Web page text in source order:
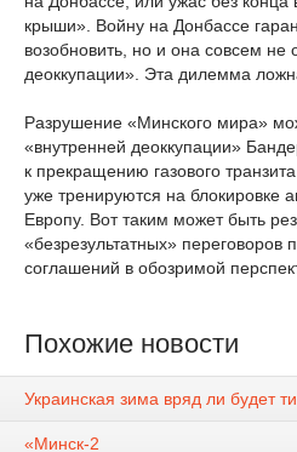
крыши». Войну на Донбассе
возобновить, но и она совсем не
деоккупации». Эта дилемма
Разрушение «Минского мира»
«внутренней деоккупации»
к прекращению газового
уже тренируются на блокировке
Европу. Вот таким может быть
«безрезультатных»
соглашений в обозримой
Похожие новости
Украинская зима вряд ли будет
«Минск-2